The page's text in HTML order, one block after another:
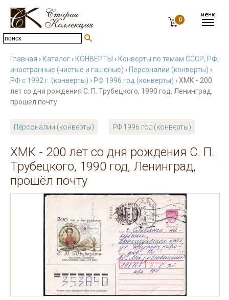
0
Главная › Каталог › КОНВЕРТЫ › Конверты по темам СССР, РФ,
иностранные (чистые и гашеные) › Персоналии (конверты) ›
РФ с 1992 г. (конверты) › РФ 1996 год (конверты) › ХМК - 200
лет со дня рождения С. П. Трубецкого, 1990 год, Ленинград,
прошёл почту
Персоналии (конверты) РФ 1996 год (конверты)
ХМК - 200 лет со дня рождения С. П.
Трубецкого, 1990 год, Ленинград,
прошёл почту